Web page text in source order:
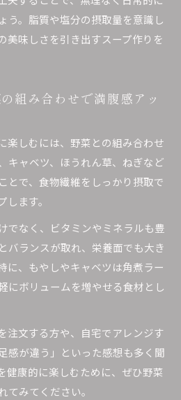
う。脂質や塩分の摂取量を意識し
美味しさを引き出すスープ作りを
組み合わせで満腹感アッ
楽しむには、野菜との組み合わせ
キャベツ、ほうれん草、ねぎなど
とで、食物繊維をしっかり摂取で
ます。
でなく、ビタミンやミネラルも豊
バランスが取れ、栄養面でも大き
に、もやしやキャベツは角煮ラー
にボリュームを増やせる食材とし
注文する方や、自宅でアレンジす
感が違う」といった感想も多く聞
健康的に楽しむために、ぜひ野菜
てみてください。